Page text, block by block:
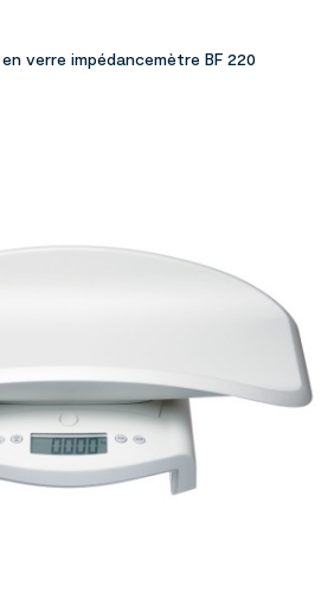
verre impédancemètre BF 220